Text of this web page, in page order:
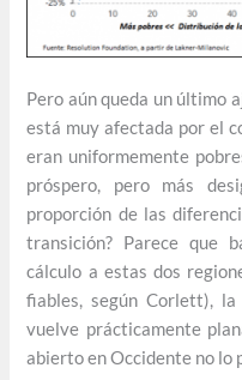
Pero aún queda un último
está muy afectada por el
eran uniformemente
próspero, pero más
proporción de las
transición? Parece que
cálculo a estas dos
fiables, según Corlett),
vuelve prácticamente
abierto en Occidente no lo